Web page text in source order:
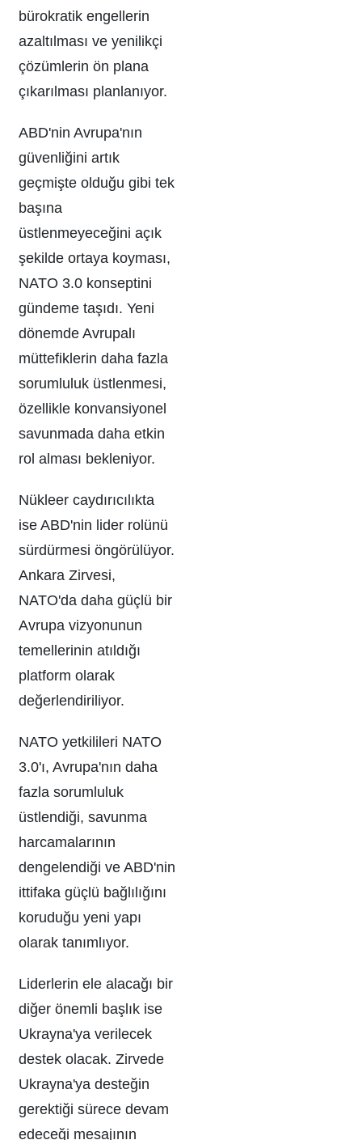
bürokratik engellerin
azaltılması ve yenilikçi
çözümlerin ön plana
çıkarılması planlanıyor.
ABD'nin Avrupa'nın
güvenliğini artık
geçmişte olduğu gibi tek
başına
üstlenmeyeceğini açık
şekilde ortaya koyması,
NATO 3.0 konseptini
gündeme taşıdı. Yeni
dönemde Avrupalı
müttefiklerin daha fazla
sorumluluk üstlenmesi,
özellikle konvansiyonel
savunmada daha etkin
rol alması bekleniyor.
Nükleer caydırıcılıkta
ise ABD'nin lider rolünü
sürdürmesi öngörülüyor.
Ankara Zirvesi,
NATO'da daha güçlü bir
Avrupa vizyonunun
temellerinin atıldığı
platform olarak
değerlendiriliyor.
NATO yetkilileri NATO
3.0'ı, Avrupa'nın daha
fazla sorumluluk
üstlendiği, savunma
harcamalarının
dengelendiği ve ABD'nin
ittifaka güçlü bağlılığını
koruduğu yeni yapı
olarak tanımlıyor.
Liderlerin ele alacağı bir
diğer önemli başlık ise
Ukrayna'ya verilecek
destek olacak. Zirvede
Ukrayna'ya desteğin
gerektiği sürece devam
edeceği mesajının